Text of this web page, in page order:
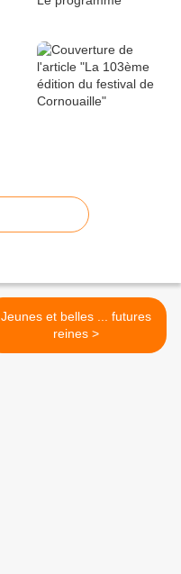
Jeunes et belles ... futures
reines >